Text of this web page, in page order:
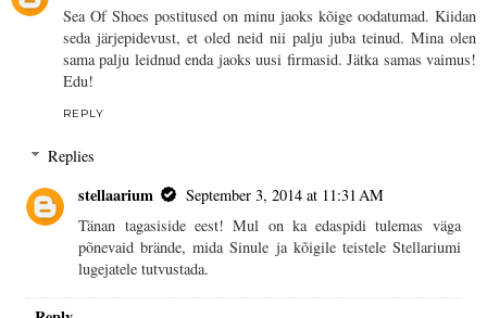
Sea Of Shoes postitused on minu jaoks kõige oodatumad. Kiidan
seda järjepidevust, et oled neid nii palju juba teinud. Mina olen
sama palju leidnud enda jaoks uusi firmasid. Jätka samas vaimus!
Edu!
REPLY
Replies
stellaarium
September 3, 2014 at 11:31 AM
Tänan tagasiside eest! Mul on ka edaspidi tulemas väga
põnevaid brände, mida Sinule ja kõigile teistele Stellariumi
lugejatele tutvustada.